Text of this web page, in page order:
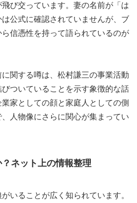
び交っています。妻の名前が「は
公式に確認されていませんが、ブ
信憑性を持って語られているのが
関する噂は、松村謙三の事業活動
ついていることを示す象徴的な話
家としての顔と家庭人としての側
人物像にさらに関心が集まってい
ネット上の情報整理
いることが広く知られています。